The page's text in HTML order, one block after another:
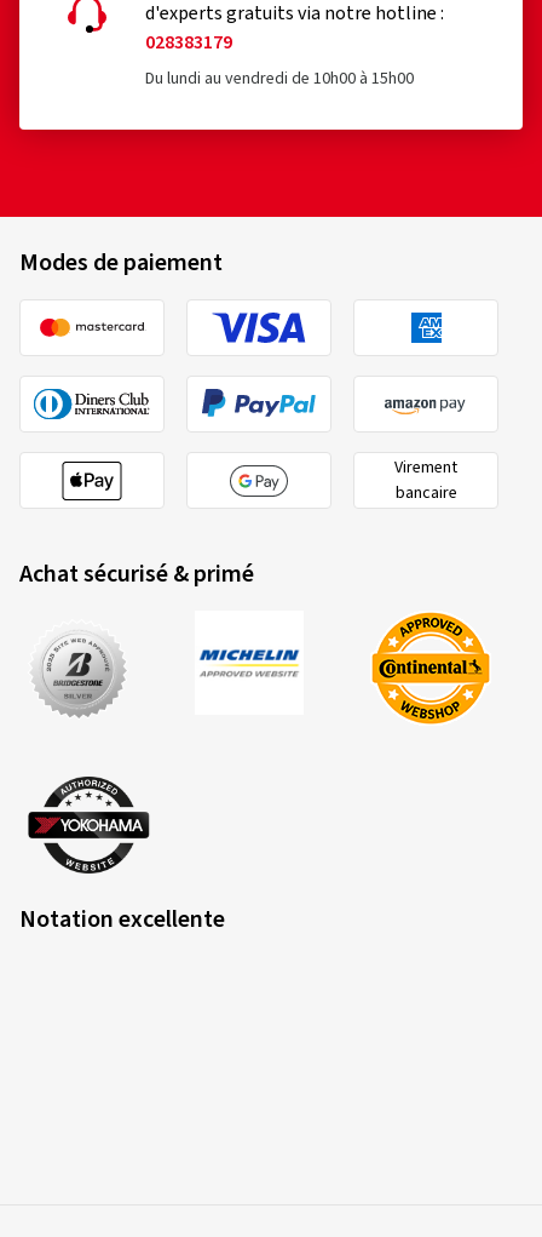
d'experts gratuits via notre hotline :
028383179
Du lundi au vendredi de 10h00 à 15h00
Modes de paiement
Virement
bancaire
Achat sécurisé & primé
Notation excellente